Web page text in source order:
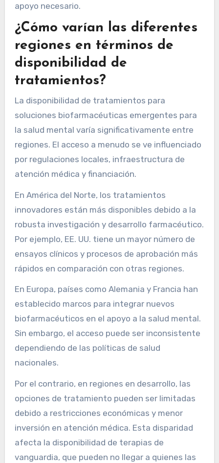
apoyo necesario.
¿Cómo varían las diferentes
regiones en términos de
disponibilidad de
tratamientos?
La disponibilidad de tratamientos para
soluciones biofarmacéuticas emergentes para
la salud mental varía significativamente entre
regiones. El acceso a menudo se ve influenciado
por regulaciones locales, infraestructura de
atención médica y financiación.
En América del Norte, los tratamientos
innovadores están más disponibles debido a la
robusta investigación y desarrollo farmacéutico.
Por ejemplo, EE. UU. tiene un mayor número de
ensayos clínicos y procesos de aprobación más
rápidos en comparación con otras regiones.
En Europa, países como Alemania y Francia han
establecido marcos para integrar nuevos
biofarmacéuticos en el apoyo a la salud mental.
Sin embargo, el acceso puede ser inconsistente
dependiendo de las políticas de salud
nacionales.
Por el contrario, en regiones en desarrollo, las
opciones de tratamiento pueden ser limitadas
debido a restricciones económicas y menor
inversión en atención médica. Esta disparidad
afecta la disponibilidad de terapias de
vanguardia, que pueden no llegar a quienes las